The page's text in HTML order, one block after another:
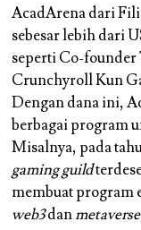
AcadArena dari
sebesar lebih dari
seperti Co-
CrunchyrollKun
Dengan dana ini,
berbagai program
Misalnya, pada
gaming guild
membuat program
web3danmetaverse